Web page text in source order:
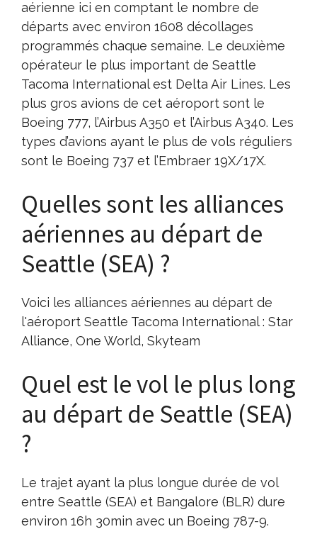
aérienne ici en comptant le nombre de
départs avec environ 1608 décollages
programmés chaque semaine. Le deuxième
opérateur le plus important de Seattle
Tacoma International est Delta Air Lines. Les
plus gros avions de cet aéroport sont le
Boeing 777, l’Airbus A350 et l’Airbus A340. Les
types d’avions ayant le plus de vols réguliers
sont le Boeing 737 et l’Embraer 19X/17X.
Quelles sont les alliances
aériennes au départ de
Seattle (SEA) ?
Voici les alliances aériennes au départ de
l'aéroport Seattle Tacoma International : Star
Alliance, One World, Skyteam
Quel est le vol le plus long
au départ de Seattle (SEA)
?
Le trajet ayant la plus longue durée de vol
entre Seattle (SEA) et Bangalore (BLR) dure
environ 16h 30min avec un Boeing 787-9.